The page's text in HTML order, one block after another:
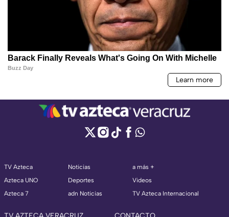
TV Azteca
Azteca UNO
Azteca 7
Noticias
Deportes
adn Noticias
a más +
Videos
TV Azteca Internacional